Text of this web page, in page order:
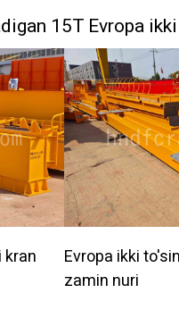
15T Evropa
kran
Evropa ikki
zamin nuri